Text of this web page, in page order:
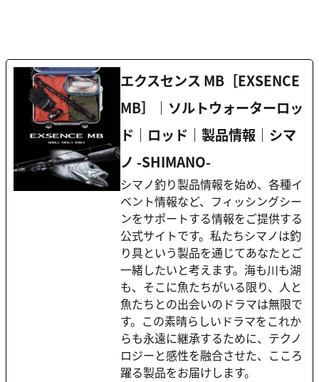
エクスセンス MB［EXSENCE
MB］｜ソルトウォーターロッ
ド｜ロッド｜製品情報｜シマ
ノ -SHIMANO-
シマノ釣り製品情報を始め、各種イ
ベント情報など、フィッシングシー
ンをサポートする情報をご提供する
公式サイトです。私たちシマノは釣
り具という製品を通じてあなたとご
一緒したいと考えます。海も川も湖
も、そこに魚たちがいる限り、人と
魚たちとの出会いのドラマは無限で
す。この素晴らしいドラマをこれか
らも永遠に継承するために、テクノ
ロジーと感性を融合させた、こころ
躍る製品をお届けします。